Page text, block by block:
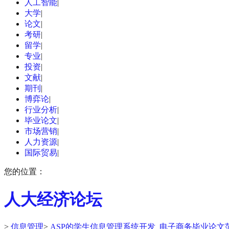
人工智能
大学|
论文|
考研|
留学|
专业|
投资|
文献|
期刊 |
博弈论|
行业分析|
毕业论文|
市场营销|
人力资源|
国际贸易|
您的位置：
人大经济论坛
> 信息管理> ASP的学生信息管理系统开发_电子商务毕业论文